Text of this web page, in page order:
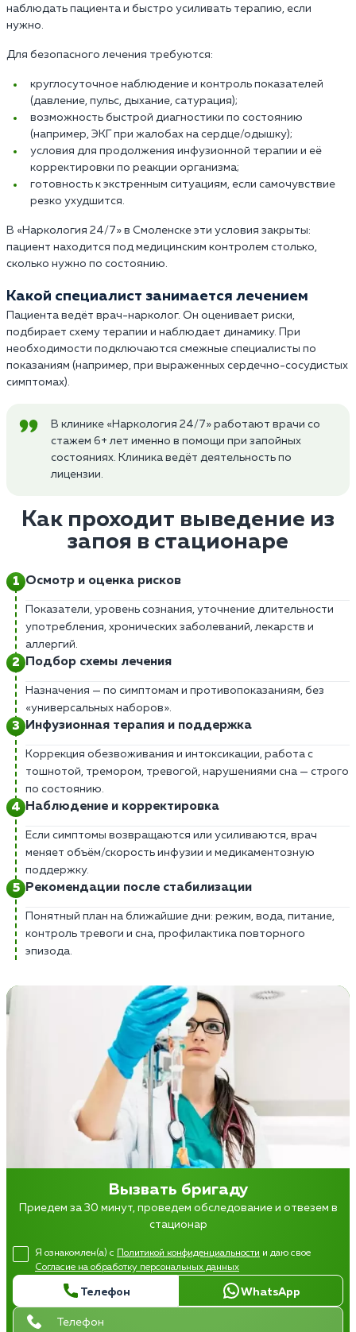
наблюдать пациента и быстро усиливать терапию, если
нужно.
Для безопасного лечения требуются:
круглосуточное наблюдение и контроль показателей
(давление, пульс, дыхание, сатурация);
возможность быстрой диагностики по состоянию
(например, ЭКГ при жалобах на сердце/одышку);
условия для продолжения инфузионной терапии и её
корректировки по реакции организма;
готовность к экстренным ситуациям, если самочувствие
резко ухудшится.
В «Наркология 24/7» в Смоленске эти условия закрыты:
пациент находится под медицинским контролем столько,
сколько нужно по состоянию.
Какой специалист занимается лечением
Пациента ведёт врач-нарколог. Он оценивает риски,
подбирает схему терапии и наблюдает динамику. При
необходимости подключаются смежные специалисты по
показаниям (например, при выраженных сердечно-сосудистых
симптомах).
В клинике «Наркология 24/7» работают врачи со
стажем 6+ лет именно в помощи при запойных
состояниях. Клиника ведёт деятельность по
лицензии.
Как проходит выведение из
запоя в стационаре
Осмотр и оценка рисков
Показатели, уровень сознания, уточнение длительности
употребления, хронических заболеваний, лекарств и
аллергий.
Подбор схемы лечения
Назначения — по симптомам и противопоказаниям, без
«универсальных наборов».
Инфузионная терапия и поддержка
Коррекция обезвоживания и интоксикации, работа с
тошнотой, тремором, тревогой, нарушениями сна — строго
по состоянию.
Наблюдение и корректировка
Если симптомы возвращаются или усиливаются, врач
меняет объём/скорость инфузии и медикаментозную
поддержку.
Рекомендации после стабилизации
Понятный план на ближайшие дни: режим, вода, питание,
контроль тревоги и сна, профилактика повторного
эпизода.
Вызвать бригаду
Приедем за 30 минут, проведем обследование и отвезем в
стационар
Телефон WhatsApp
Я ознакомлен(а) с Политикой конфиденциальности и даю свое
Согласие на обработку персональных данных